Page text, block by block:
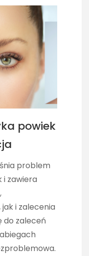
powiek
problem
i zawiera
i zalecenia
do zaleceń